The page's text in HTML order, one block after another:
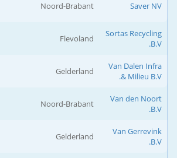
Saver NV
Noord-Brabant
Sortas Recycling
B.V.
Flevoland
Van Dalen Infra
& Milieu B.V.
Gelderland
Van den Noort
B.V.
Noord-Brabant
Van Gerrevink
B.V.
Gelderland